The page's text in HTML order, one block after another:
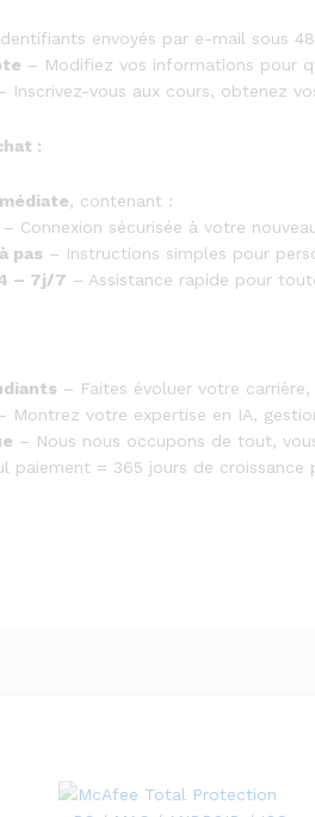
envoyés par e-mail sous
– Modifiez vos informations pour
Inscrivez-vous aux cours, obtenez
:
, contenant :
– Connexion sécurisée à votre
pas – Instructions simples pour
– 7j/7 – Assistance rapide pour
– Faites évoluer votre
Montrez votre expertise en IA,
– Nous nous occupons de tout,
paiement = 365 jours de